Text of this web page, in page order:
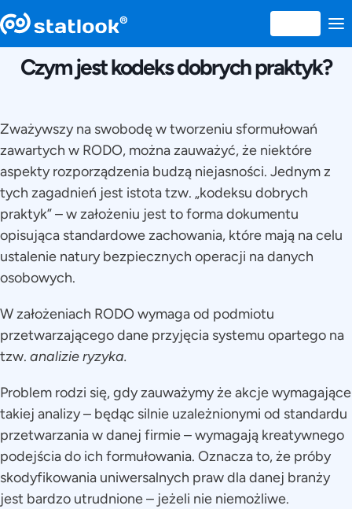
Czym jest kodeks dobrych praktyk?
Zważywszy na swobodę w tworzeniu sformułowań
zawartych w RODO, można zauważyć, że niektóre
aspekty rozporządzenia budzą niejasności. Jednym z
tych zagadnień jest istota tzw. „kodeksu dobrych
praktyk” – w założeniu jest to forma dokumentu
opisująca standardowe zachowania, które mają na celu
ustalenie natury bezpiecznych operacji na danych
osobowych.
W założeniach RODO wymaga od podmiotu
przetwarzającego dane przyjęcia systemu opartego na
tzw. analizie ryzyka.
Problem rodzi się, gdy zauważymy że akcje wymagające
takiej analizy – będąc silnie uzależnionymi od standardu
przetwarzania w danej firmie – wymagają kreatywnego
podejścia do ich formułowania. Oznacza to, że próby
skodyfikowania uniwersalnych praw dla danej branży
jest bardzo utrudnione – jeżeli nie niemożliwe.